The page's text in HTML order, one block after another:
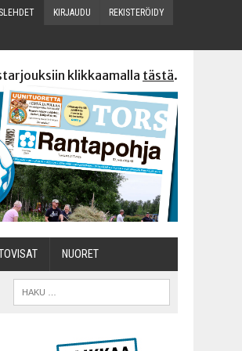
KIR­JAU­DU REKIS­TE­RÖI­DY
klikkaamalla tästä.
NUO­RET